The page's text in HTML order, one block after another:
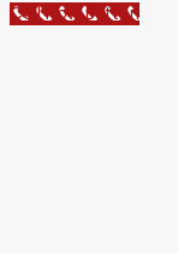
Call Now Button